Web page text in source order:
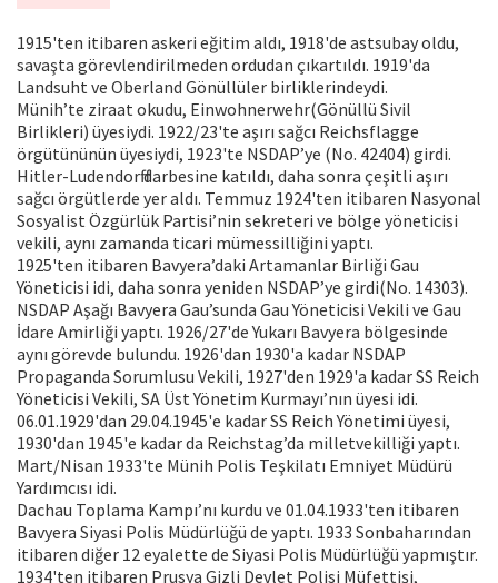
1915'ten itibaren askeri eğitim aldı, 1918'de astsubay oldu,
savaşta görevlendirilmeden ordudan çıkartıldı. 1919'da
Landsuht ve Oberland Gönüllüler birliklerindeydi.
Münih’te ziraat okudu, Einwohnerwehr(Gönüllü Sivil
Birlikleri) üyesiydi. 1922/23'te aşırı sağcı Reichsflagge
örgütününün üyesiydi, 1923'te NSDAP’ye (No. 42404) girdi.
Hitler-Ludendorff darbesine katıldı, daha sonra çeşitli aşırı
sağcı örgütlerde yer aldı. Temmuz 1924'ten itibaren Nasyonal
Sosyalist Özgürlük Partisi’nin sekreteri ve bölge yöneticisi
vekili, aynı zamanda ticari mümessilliğini yaptı.
1925'ten itibaren Bavyera’daki Artamanlar Birliği Gau
Yöneticisi idi, daha sonra yeniden NSDAP’ye girdi(No. 14303).
NSDAP Aşağı Bavyera Gau’sunda Gau Yöneticisi Vekili ve Gau
İdare Amirliği yaptı. 1926/27'de Yukarı Bavyera bölgesinde
aynı görevde bulundu. 1926'dan 1930'a kadar NSDAP
Propaganda Sorumlusu Vekili, 1927'den 1929'a kadar SS Reich
Yöneticisi Vekili, SA Üst Yönetim Kurmayı’nın üyesi idi.
06.01.1929'dan 29.04.1945'e kadar SS Reich Yönetimi üyesi,
1930'dan 1945'e kadar da Reichstag’da milletvekilliği yaptı.
Mart/Nisan 1933'te Münih Polis Teşkilatı Emniyet Müdürü
Yardımcısı idi.
Dachau Toplama Kampı’nı kurdu ve 01.04.1933'ten itibaren
Bavyera Siyasi Polis Müdürlüğü de yaptı. 1933 Sonbaharından
itibaren diğer 12 eyalette de Siyasi Polis Müdürlüğü yapmıştır.
1934'ten itibaren Prusya Gizli Devlet Polisi Müfettişi,